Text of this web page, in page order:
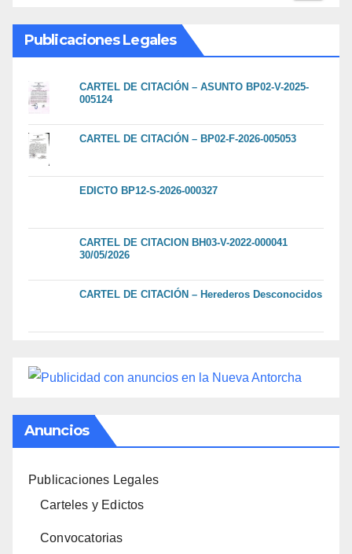
Publicaciones Legales
CARTEL DE CITACIÓN – ASUNTO BP02-V-2025-
005124
CARTEL DE CITACIÓN – BP02-F-2026-005053
EDICTO BP12-S-2026-000327
CARTEL DE CITACION BH03-V-2022-000041
30/05/2026
CARTEL DE CITACIÓN – Herederos Desconocidos
Anuncios
Publicaciones Legales
Carteles y Edictos
Convocatorias